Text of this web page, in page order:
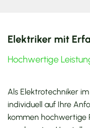
Elektriker mit
Hochwertige
Als Elektrotechniker
individuell auf Ihre
kommen hochwertige